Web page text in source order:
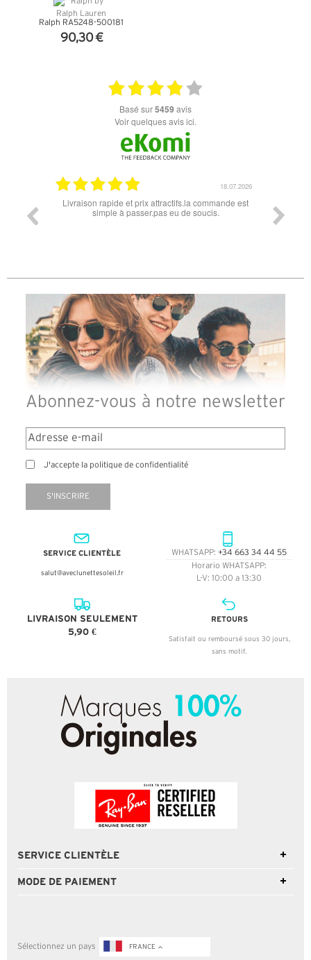
Ralph RA5248-500181
90,30 €
basé sur5459 avis
Voir quelques avis ici.
18.07.2026
Livraison rapide et prix attractifs.la commande est
simple à passer.pas eu de soucis.
Abonnez-vous à notre newsletter
J'accepte la politique de confidentialité
S'INSCRIRE
SERVICE CLIENTÈLE
salut@aveclunettesoleil.fr
WHATSAPP: +34 663 34 44 55
Horario WHATSAPP:
L-V: 10:00 a 13:30
LIVRAISON SEULEMENT
5,90 €
RETOURS
Satisfait ou remboursé sous 30 jours,
sans motif.
SERVICE CLIENTÈLE
MODE DE PAIEMENT
Sélectionnez un pays FRANCE